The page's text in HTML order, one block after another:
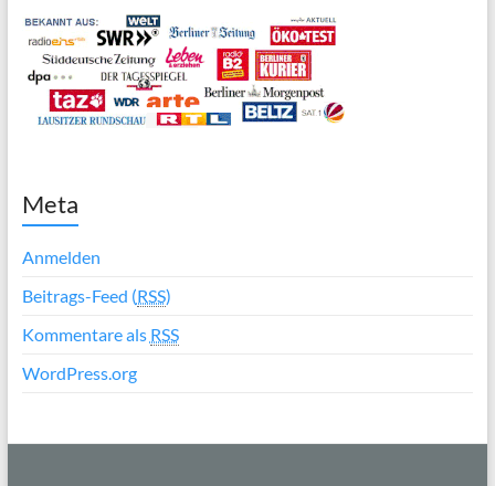
Meta
Anmelden
Beitrags-Feed (RSS)
Kommentare als RSS
WordPress.org